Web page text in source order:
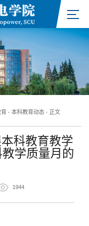
- 本科教育动态 - 正文
科教育教学
学质量月的
1944